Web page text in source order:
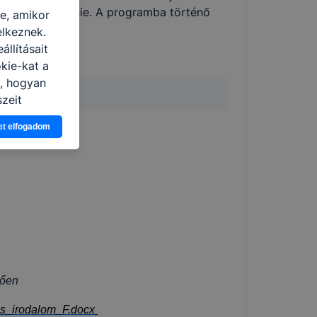
kell lennie. A programba történő
.
amikor
kat a
hogyan
Önnek
k
által
elfogadom